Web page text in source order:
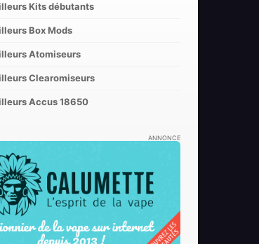
Kits débutants
Box Mods
Atomiseurs
Clearomiseurs
Accus 18650
ANNONCE